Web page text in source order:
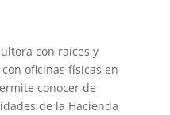
con raíces y
oficinas físicas en
conocer de
de la Hacienda